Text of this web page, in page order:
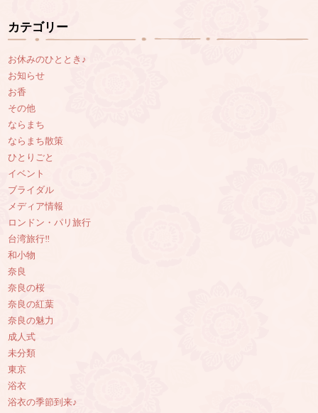
カテゴリー
お休みのひととき♪
お知らせ
お香
その他
ならまち
ならまち散策
ひとりごと
イベント
ブライダル
メディア情報
ロンドン・パリ旅行
台湾旅行‼︎
和小物
奈良
奈良の桜
奈良の紅葉
奈良の魅力
成人式
未分類
東京
浴衣
浴衣の季節到来♪